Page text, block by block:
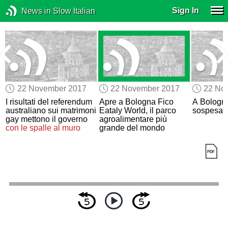
News in Slow Italian Sign In
22 November 2017
I risultati del referendum
australiano sui matrimoni
gay mettono il governo
con le spalle al muro
22 November 2017
Apre a Bologna Fico
Eataly World, il parco
agroalimentare più
grande del mondo
22
A